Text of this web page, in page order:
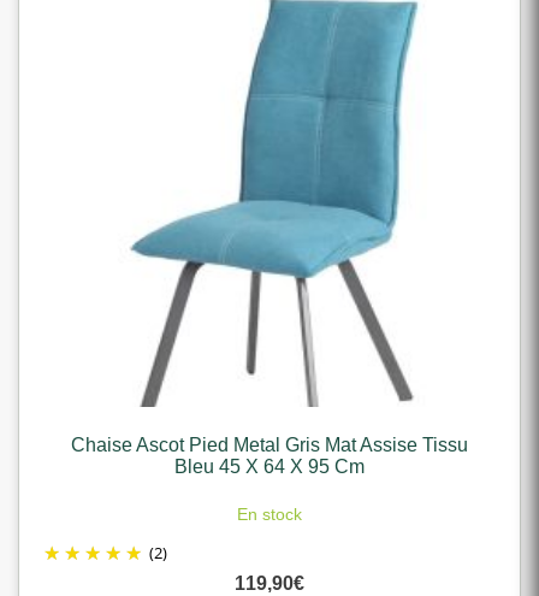
Chaise Ascot Pied Metal Gris Mat Assise Tissu
Bleu 45 X 64 X 95 Cm
En stock
(2)
119,90€